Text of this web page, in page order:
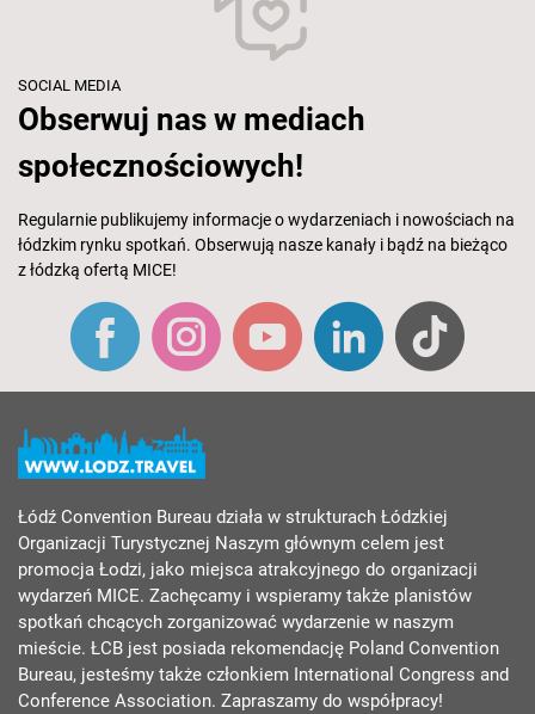
SOCIAL MEDIA
Obserwuj nas w mediach
społecznościowych!
Regularnie publikujemy informacje o wydarzeniach i nowościach na
łódzkim rynku spotkań. Obserwują nasze kanały i bądź na bieżąco
z łódzką ofertą MICE!
Łódź Convention Bureau działa w strukturach Łódzkiej
Organizacji Turystycznej Naszym głównym celem jest
promocja Łodzi, jako miejsca atrakcyjnego do organizacji
wydarzeń MICE. Zachęcamy i wspieramy także planistów
spotkań chcących zorganizować wydarzenie w naszym
mieście. ŁCB jest posiada rekomendację Poland Convention
Bureau, jesteśmy także członkiem International Congress and
Conference Association. Zapraszamy do współpracy!